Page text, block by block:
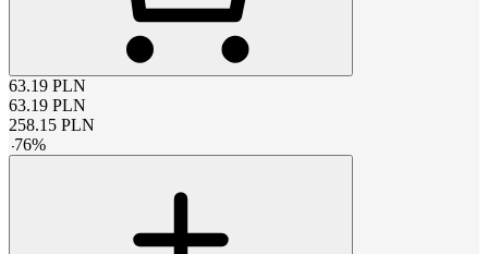
63.19 PLN
63.19 PLN
258.15 PLN
-76%